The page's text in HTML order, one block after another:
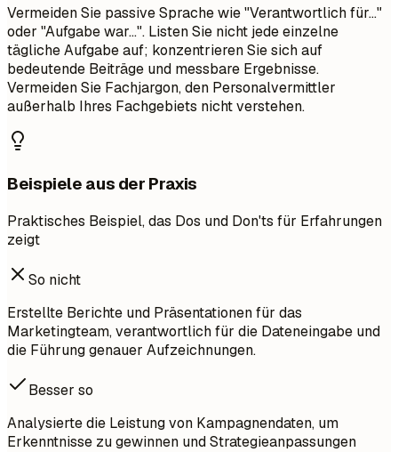
Vermeiden Sie passive Sprache wie "Verantwortlich für..."
oder "Aufgabe war...". Listen Sie nicht jede einzelne
tägliche Aufgabe auf; konzentrieren Sie sich auf
bedeutende Beiträge und messbare Ergebnisse.
Vermeiden Sie Fachjargon, den Personalvermittler
außerhalb Ihres Fachgebiets nicht verstehen.
Beispiele aus der Praxis
Praktisches Beispiel, das Dos und Don'ts für Erfahrungen
zeigt
So nicht
Erstellte Berichte und Präsentationen für das
Marketingteam, verantwortlich für die Dateneingabe und
die Führung genauer Aufzeichnungen.
Besser so
Analysierte die Leistung von Kampagnendaten, um
Erkenntnisse zu gewinnen und Strategieanpassungen